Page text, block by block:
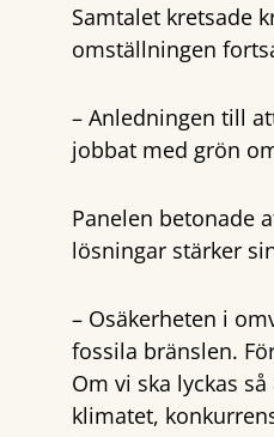
Samtalet kretsade
omställningen
– Anledningen till
jobbat med grön
Panelen betonade
lösningar stärker
– Osäkerheten i
fossila bränslen.
Om vi ska lyckas
klimatet,